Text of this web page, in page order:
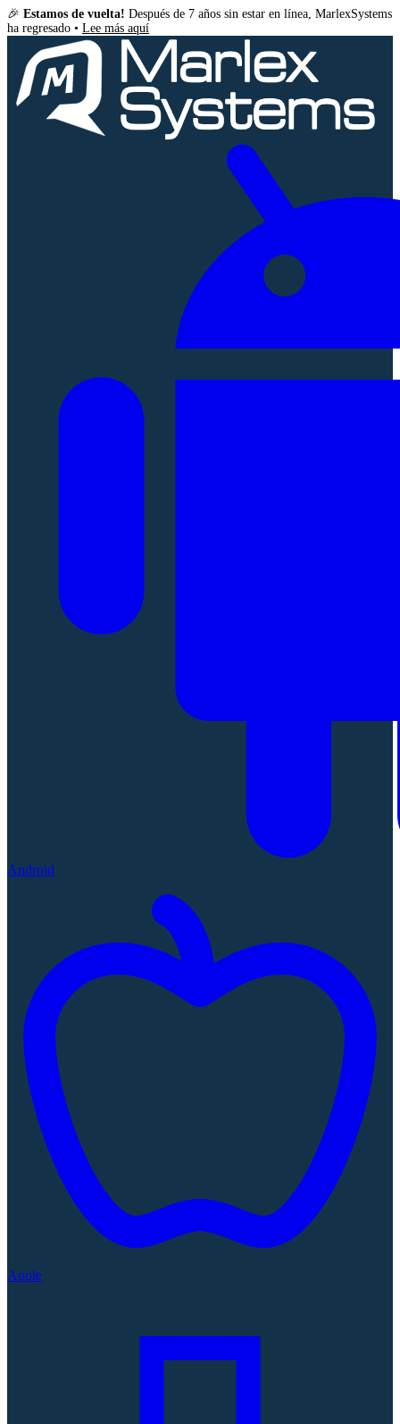
🎉 Estamos de vuelta! Después de 7 años sin estar en línea, MarlexSystems
ha regresado • Lee más aquí
Android
Apple